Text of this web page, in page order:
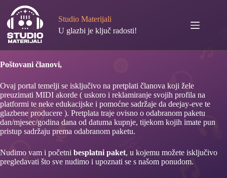
Preskoči
sadržaj
Studio Materijali
U glazbi je ključ radosti!
Poštovani članovi,
Ovaj portal temelji se isključivo na pretplati članova koji žele
preuzimati MIDI akorde ( uskoro i reklamiranje svojih profila na
platformi te neke edukacijske i pomoćne sadržaje da deejay-eve te
glazbene producere ). Pretplata traje ovisno o odabranom paketu
dan/mjesec/godina dana od datuma kupnje, tijekom kojih imate pun
pristup sadržaju prema odabranom paketu.
Nudimo vam i početni besplatni paket, u kojemu možete isključivo
pregledavati što sve nudimo i upoznati se s našom ponudom.